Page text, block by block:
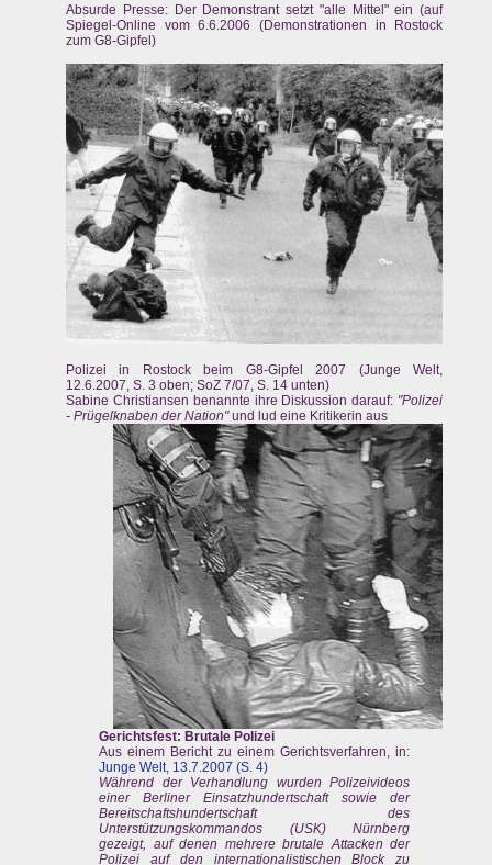
Absurde Presse: Der Demonstrant setzt "alle Mittel" ein (auf
Spiegel-Online vom 6.6.2006 (Demonstrationen in Rostock
zum G8-Gipfel)
Polizei in Rostock beim G8-Gipfel 2007 (Junge Welt,
12.6.2007, S. 3 oben; SoZ 7/07, S. 14 unten)
Sabine Christiansen benannte ihre Diskussion darauf: "Polizei
- Prügelknaben der Nation"und lud eine Kritikerin aus
Gerichtsfest: Brutale Polizei
Aus einem Bericht zu einem Gerichtsverfahren, in:
Junge Welt, 13.7.2007 (S. 4)
Während der Verhandlung wurden Polizeivideos
einer Berliner Einsatzhundertschaft sowie der
Bereitschaftshundertschaft des
Unterstützungskommandos (USK) Nürnberg
gezeigt, auf denen mehrere brutale Attacken der
Polizei auf den internationalistischen Block zu